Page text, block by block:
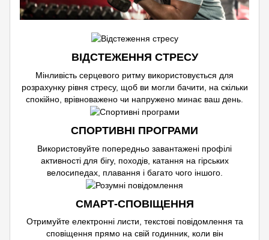
ВІДСТЕЖЕННЯ СТРЕСУ
Мінливість серцевого ритму використовується для
розрахунку рівня стресу, щоб ви могли бачити, на скільки
спокійно, врівноважено чи напружено минає ваш день.
СПОРТИВНІ ПРОГРАМИ
Використовуйте попередньо завантажені профілі
активності для бігу, походів, катання на гірських
велосипедах, плавання і багато чого іншого.
СМАРТ-СПОВІЩЕННЯ
Отримуйте електронні листи, текстові повідомлення та
сповіщення прямо на свій годинник, коли він